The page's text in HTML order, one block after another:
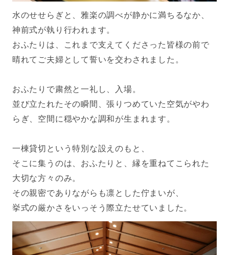
水のせせらぎと、雅楽の調べが静かに満ちるなか、
神前式が執り行われます。
おふたりは、これまで支えてくださった皆様の前で
晴れてご夫婦として誓いを交わされました。
おふたりで粛然と一礼し、入場。
並び立たれたその瞬間、張りつめていた空気がやわ
らぎ、空間に穏やかな調和が生まれます。
一棟貸切という特別な設えのもと、
そこに集うのは、おふたりと、縁を重ねてこられた
大切な方々のみ。
その親密でありながらも凛とした佇まいが、
挙式の厳かさをいっそう際立たせていました。